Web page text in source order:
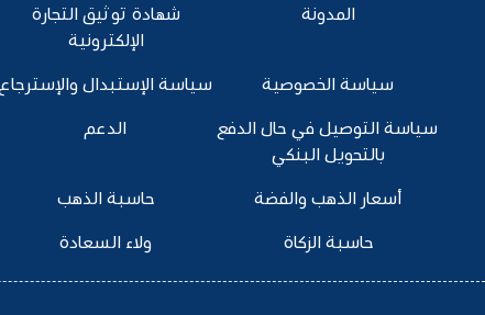
المدونة
شهادة توثيق التجارة
الإلكترونية
سياسة الخصوصية سياسة الإستبدال والإسترجاع
سياسة التوصيل في حال الدفع
بالتحويل البنكي
الدعم
أسعار الذهب والفضة حاسبة الذهب
حاسبة الزكاة ولاء السعادة